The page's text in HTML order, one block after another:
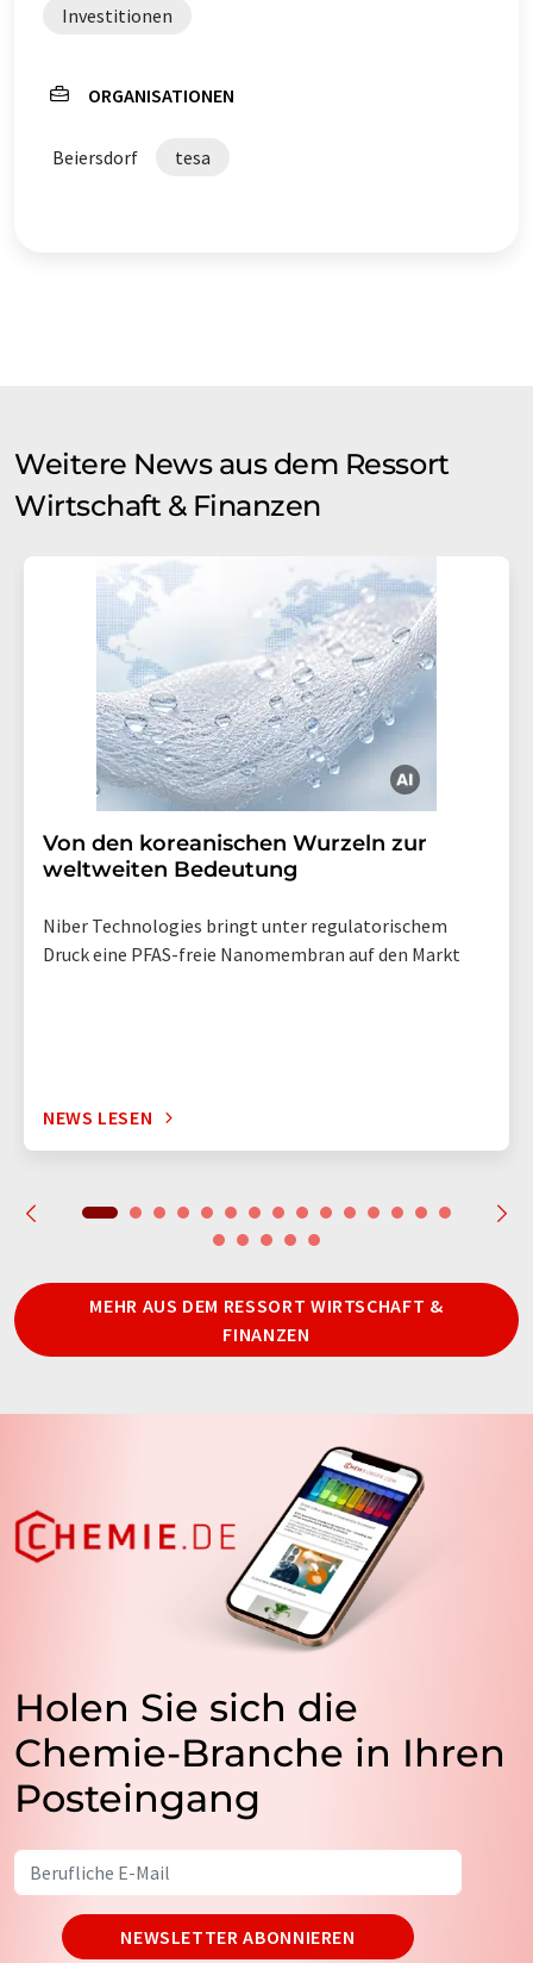
Investitionen
ORGANISATIONEN
Beiersdorf tesa
Weitere News aus dem Ressort
Wirtschaft & Finanzen
Von den koreanischen Wurzeln zur
weltweiten Bedeutung
Niber Technologies bringt unter regulatorischem
Druck eine PFAS-freie Nanomembran auf den Markt
NEWS LESEN
MEHR AUS DEM RESSORT WIRTSCHAFT &
FINANZEN
Holen Sie sich die
Chemie-Branche in Ihren
Posteingang
NEWSLETTER ABONNIEREN